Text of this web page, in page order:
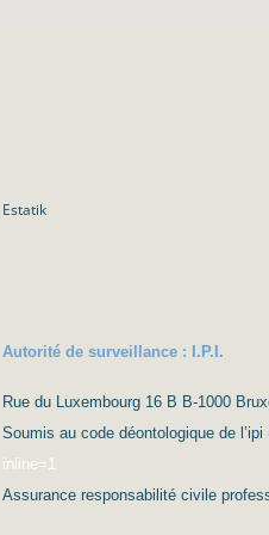
Estatik
Autorité de surveillance : I.P.I.
Rue du Luxembourg 16 B B-1000
Soumis au code déontologique de
inline=1
Assurance responsabilité civile